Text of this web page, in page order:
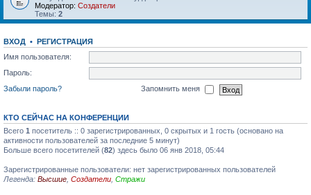
Модератор: Создатели
Темы: 2
ВХОД • РЕГИСТРАЦИЯ
Имя пользователя:
Пароль:
Забыли пароль?
Запомнить меня
КТО СЕЙЧАС НА КОНФЕРЕНЦИИ
Всего 1 посетитель :: 0 зарегистрированных, 0 скрытых и 1 гость (основано на
активности пользователей за последние 5 минут)
Больше всего посетителей (82) здесь было 06 янв 2018, 05:44
Зарегистрированные пользователи: нет зарегистрированных пользователей
Легенда: Высшие Создатели Стражи